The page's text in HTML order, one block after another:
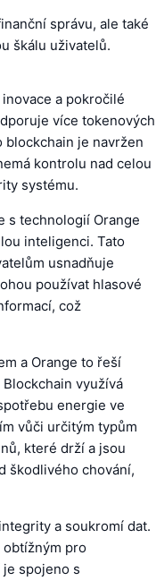
správu, ale také
škálu uživatelů.
a pokročilé
více tokenových
blockchain je navržen
kontrolu nad celou
systému.
s technologií Orange
inteligenci. Tato
usnadňuje
používat hlasové
což
a Orange to řeší
využívá
energie ve
vůči určitým typům
které drží a jsou
škodlivého chování,
a soukromí dat.
obtížným pro
spojeno s